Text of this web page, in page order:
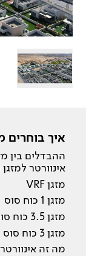
איך בוחרים
ההבדלים בין
אינוורטר למזגן
מזגן VRF
מזגן 1 כוח סוס
מזגן 3.5 כוח סוס
מזגן 3 כוח סוס
מה זה אינוורטר